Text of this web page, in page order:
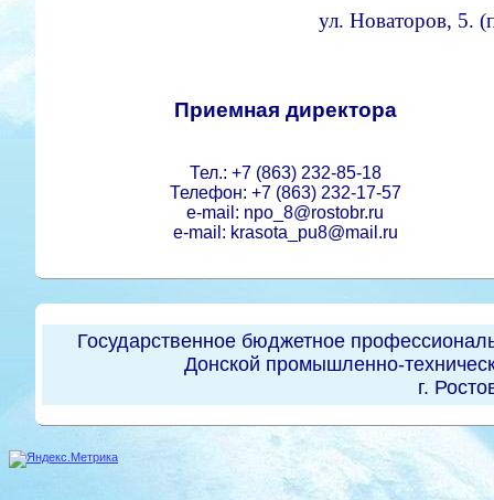
ул. Новаторов, 5.
Приемная директора
Тел.: +7 (863) 232-85-18
Телефон: +7 (863) 232-17-57
e-mail: npo_8@rostobr.ru
e-mail: krasota_pu8@mail.ru
Государственное бюджетное
Донской промышленно-
г.